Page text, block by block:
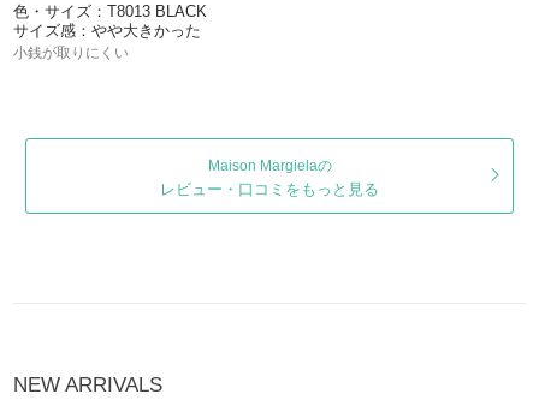
色・サイズ：T8013 BLACK
サイズ感：やや大きかった
小銭が取りにくい
Maison Margielaの
レビュー・口コミをもっと見る
NEW ARRIVALS